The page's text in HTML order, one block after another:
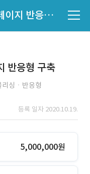
브랜드 홈페이지, 회사 홈페이지 반응형 구축
반응형 구축
리싱ㆍ반응형
등록 일자 2020.10.19.
5,000,000원